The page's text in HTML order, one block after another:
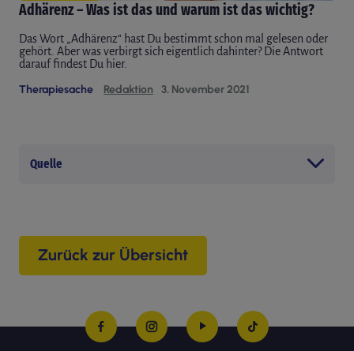
Adhärenz – Was ist das und warum ist das wichtig?
Das Wort „Adhärenz“ hast Du bestimmt schon mal gelesen oder
gehört. Aber was verbirgt sich eigentlich dahinter? Die Antwort
darauf findest Du hier.
Therapiesache Redaktion 3. November 2021
Quelle
Zurück zur Übersicht